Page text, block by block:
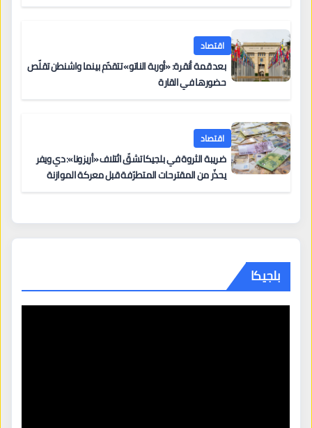
اقتصاد
بعد قمة أنقرة: «أوربة الناتو» تتقدّم بينما واشنطن تقلّص
حضورها في القارة
اقتصاد
ضريبة الثروة في بلجيكا تشقّ ائتلاف «أريزونا»: دي ويفر
يحذّر من المقترحات المتطرّفة قبل معركة الموازنة
بلجيكا